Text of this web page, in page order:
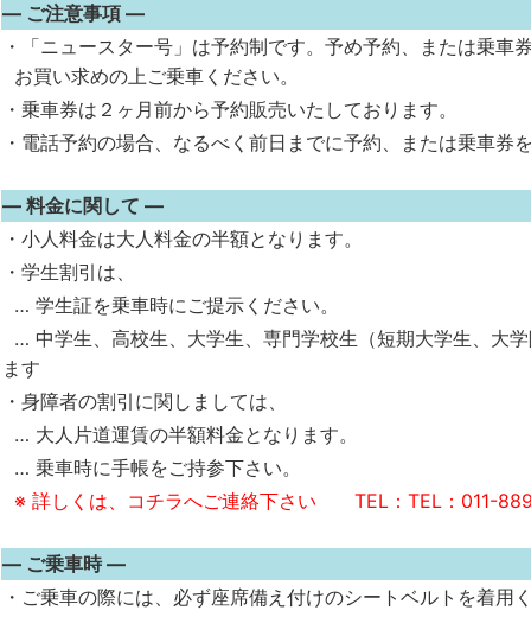
― ご注意事項 ―
・「ニュースター号」は予約制です。予め予約、または乗車
お買い求めの上ご乗車ください。
・乗車券は２ヶ月前から予約販売いたしております。
・電話予約の場合、なるべく前日までに予約、または乗車券
― 料金に関して ―
・小人料金は大人料金の半額となります。
・学生割引は、
… 学生証を乗車時にご提示ください。
… 中学生、高校生、大学生、専門学校生（短期大学生、大
ます
・身障者の割引に関しましては、
… 大人片道運賃の半額料金となります。
… 乗車時に手帳をご持参下さい。
※ 詳しくは、コチラへご連絡下さい TEL：TEL：011-
― ご乗車時 ―
・ご乗車の際には、必ず座席備え付けのシートベルトを着用